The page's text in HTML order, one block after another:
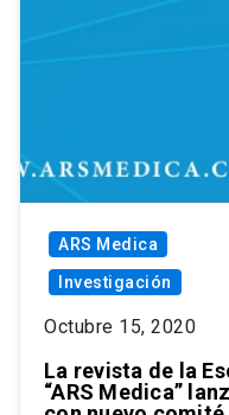
ARS Medica
Investigación
Octubre 15, 2020
La revista de la
“ARS Medica”